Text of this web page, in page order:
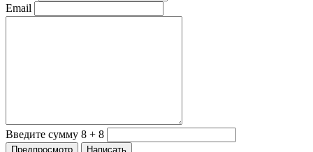
Email
Введите сумму 8 + 8